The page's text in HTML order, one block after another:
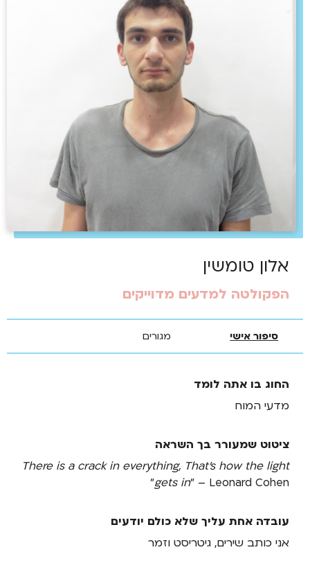
אלון טומשין
הפקולטה למדעים מדוייקים
סיפור אישי מגורים
החוג בו אתה לומד
מדעי המוח
ציטוט שמעורר בך השראה
There is a crack in everything, That's how the light
gets in" – Leonard Cohen"
עובדה אחת עליך שלא כולם יודעים
אני כותב שירים, גיטריסט וזמר